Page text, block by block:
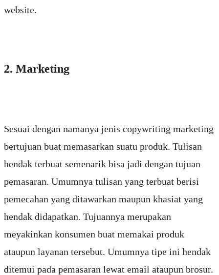
website.
2. Marketing
Sesuai dengan namanya jenis copywriting marketing
bertujuan buat memasarkan suatu produk. Tulisan
hendak terbuat semenarik bisa jadi dengan tujuan
pemasaran. Umumnya tulisan yang terbuat berisi
pemecahan yang ditawarkan maupun khasiat yang
hendak didapatkan. Tujuannya merupakan
meyakinkan konsumen buat memakai produk
ataupun layanan tersebut. Umumnya tipe ini hendak
ditemui pada pemasaran lewat email ataupun brosur.